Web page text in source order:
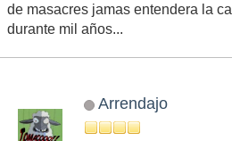
de masacres jamas entendera la
durante mil años...
Arrendajo